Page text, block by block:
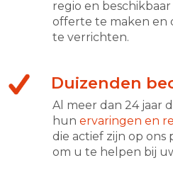
regio en
offerte te maken en
te verrichten.
Duizenden
Al meer dan 24 jaar
hun ervaringen en
die actief zijn op ons
om u te helpen bij